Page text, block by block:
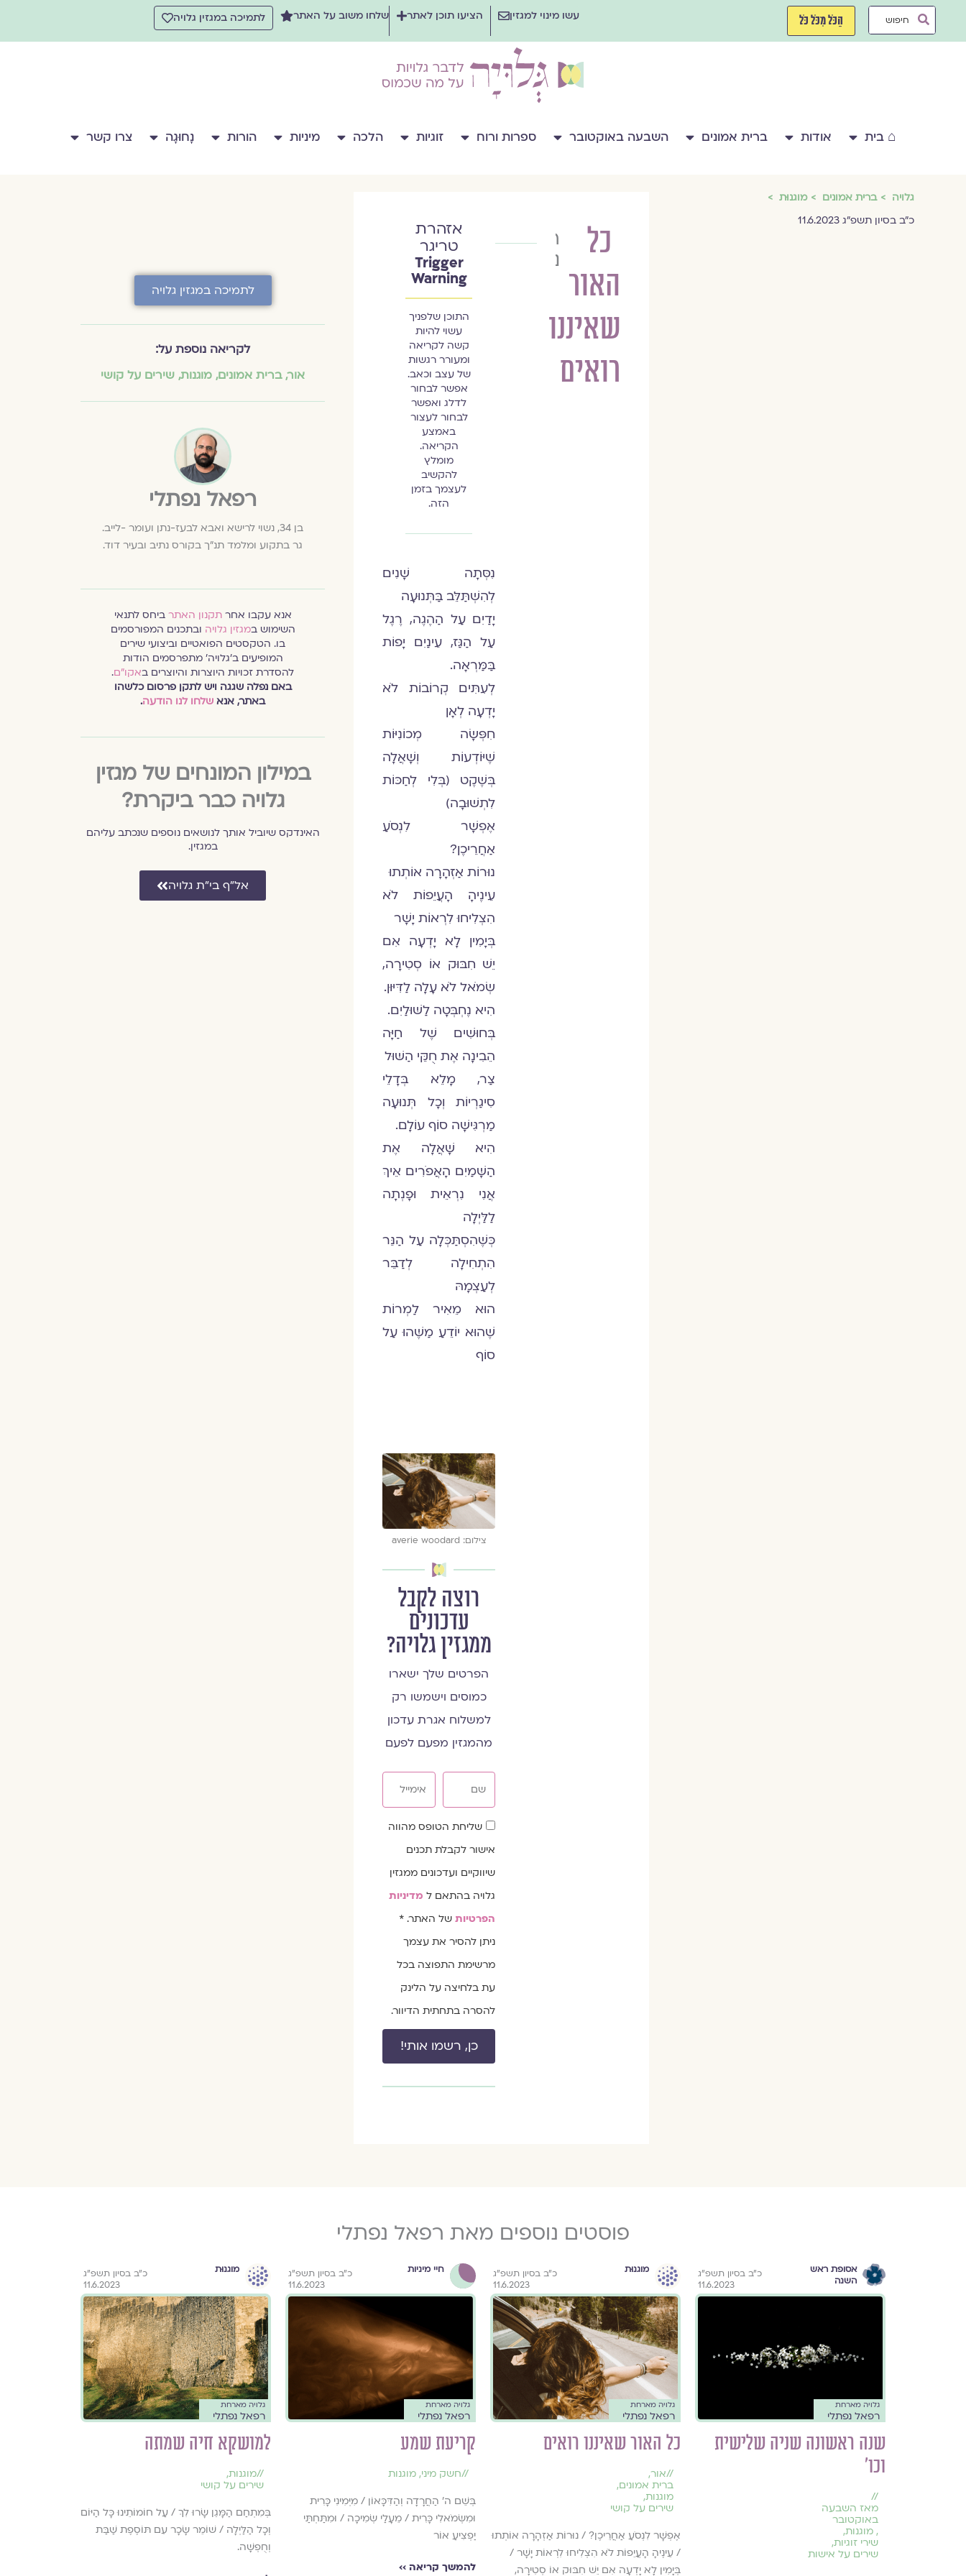
Search
הַכֹּל מִכֹּל כֹּל עשו מינוי למגזין הציעו תוכן לאתר שלחו משוב על האתר לתמיכה במגזין גלויה
⌂ בית אודות ברית אמונים השבעה באוקטובר ספרות ורוח זוגיות הלכה מיניות הורות נָחוּגָה צרו קשר
גלויה ברית אמונים
מוגנוּת
כ״ב בסיון תשפ״ג 11.6.2023
כל
האור
שאיננו
רואים
רפאל
נפתלי
אזהרת
טריגר
Trigger
Warning
התוכן שלפניך
עשוי להיות
קשה לקריאה
ומעורר רגשות
של עצב וכאב.
אפשר לבחור
לדלג ואפשר
לבחור לעצור
באמצע
הקריאה.
מומלץ
להקשיב
לעצמך בזמן
הזה.
נִסְּתָה שָׁנִים
לְהִשְׁתַּלֵּב בַּתְּנוּעָה
יָדַיִם עַל הַהֶגֶה, רֶגֶל
עַל הַגַּז, עֵינַיִם יָפוֹת
בַּמַּרְאָה.
לְעִתִּים קְרוֹבוֹת לֹא
יָדְעָה לְאָן
חִפְּשָׂה מְכוֹנִיּוֹת
שֶׁיּוֹדְעוֹת וְשָׁאֲלָה
בְּשֶׁקֶט (בְּלִי לְחַכּוֹת
לִתְשׁוּבָה)
אֶפְשָׁר לִנְסֹעַ
אַחֲרֵיכֶן?
נוּרוֹת אַזְהָרָה אוֹתְתוּ
עֵינֶיהָ הָעֲיֵפוֹת לֹא
הִצְלִיחוּ לִרְאוֹת יָשָׁר
בְּיָמִין לָא יָדְעָה אִם
יֵשׁ חִבּוּק אוֹ סְטִירָה,
שְׂמֹאל לֹא עָלָה לַדִּיּוּן.
הִיא נֶחְבְּטָה לַשּׁוּלַיִם.
בְּחוּשִׁים שֶׁל חַיָּה
הֵבִינָה אֶת חֻקֵּי הַשּׁוּל
צַר, מָלֵא בְּדָלֵי
סִיגַרְיוֹת וְכָל תְּנוּעָה
מַרְגִּישָׁה סוֹף עוֹלָם.
הִיא שָׁאֲלָה אֶת
הַשָּׁמַיִם הָאֲפֹרִים אֵיךְ
אֲנִי נִרְאֵית וּפָנְתָה
לַלַּיְלָה
כְּשֶׁהִסְתַּכְּלָה עַל הַנֵּר
הִתְחִילָה לְדַבֵּר
לְעַצְמָהּ
הוּא מֵאִיר לַמְרוֹת
שֶׁהוּא יוֹדֵעַ מַשֶּׁהוּ עַל
סוֹף
צילום: averie woodard
רוצה לקבל
עדכונים
ממגזין גלויה?
הפרטים שלך ישארו
כמוסים וישמשו רק
למשלוח אגרת עדכון
מהמגזין מפעם לפעם
שדהשליחת הטופס מהווה
אישור לקבלת תכנים
שיווקיים ועדכונים ממגזין
גלויה בהתאם למדיניות
הפרטיותשל האתר. *
ניתן להסיר את עצמך
מרשימת התפוצה בכל
עת בלחיצה על הלינק
להסרה בתחתית הדיוור.
כן, רשמו אותי!
לתמיכה במגזין גלויה
לקריאה נוספת על:
אור,ברית אמונים, מוגנות, שירים על קושי
רפאל נפתלי
בן 34, נשוי לרישא ואבא לבעז-נתן ועומר -לייב.
גר בתקוע ומלמד תנ"ך בקורס נתיב ובעיר דוד.
אנא עקבו אחרתקנון האתר ביחס לתנאי
השימוש במגזין גלויה ובתכנים המפורסמים
בו. הטקסטים הפואטיים וביצועי שירים
המופיעים ב׳גלויה׳ מתפרסמים הודות
להסדרת זכויות היוצרות והיוצרים באקו״ם.
באם נפלה שגגה ויש לתקן פרסום כלשהו
באתר, אנא שלחו לנו הודעה.
במילון המונחים של מגזין
גלויה כבר ביקרת?
האינדקס שיוביל אותך לנושאים נוספים שנכתב עליהם
במגזין.
אל״ף בי״ת גלויה
פוסטים נוספים מאת רפאל נפתלי
אסופת ראש
השנה
כ״ב בסיון תשפ״ג
11.6.2023
גלויה מארחת
רפאל נפתלי
שנה ראשונה שניה שלישית
וכו'
//
מאז השבעה
באוקטובר
, מוגנות,
שירי זוגיות,
שירים על אישות
מוגנוּת
כ״ב בסיון תשפ״ג
11.6.2023
גלויה מארחת
רפאל נפתלי
כל האור שאיננו רואים
//אור,
ברית אמונים,
מוגנות,
שירים על קושי
אֶפְשָׁר לִנְסֹעַ אַחֲרֵיכֶן? / נוּרוֹת אַזְהָרָה אוֹתְתוּ
/ עֵינֶיהָ הָעֲיֵפוֹת לֹא הִצְלִיחוּ לִרְאוֹת יָשָׁר /
בְּיָמִין לָא יָדְעָה אִם יֵשׁ חִבּוּק אוֹ סְטִירָה,
חיי מיניות
כ״ב בסיון תשפ״ג
11.6.2023
גלויה מארחת
רפאל נפתלי
קריעת שמע
//חשק מיני, מוגנות
בְּשֵׁם ה' הַחֲרָדָה וְהַדִּכָּאוֹן / מִיְּמִינִי כָּרִית
וּמִשְּׂמֹאלִי כָּרִית / מֵעָלַי שְׂמִיכָה / וּמִתַּחְתַּי
יַפְצִיעַ אוֹר
להמשך קריאה ››
מוגנוּת
כ״ב בסיון תשפ״ג
11.6.2023
גלויה מארחת
רפאל נפתלי
למושקא חיה שמתה
//מוגנות,
שירים על קושי
בְּמִתְחַם הַמָּגֵן שָׂרוּ לִךְ / עַל חוֹמוֹתֵינוּ כָּל הַיּוֹם
וְכָל הַלַּיְלָה / שׁוֹמֵר שָׂכָר עִם תּוֹסֶפֶת שַׁבַּת
וְחֻפְשָׁה.